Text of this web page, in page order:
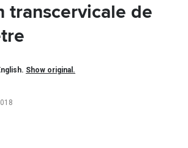
transcervicale de
Show original.